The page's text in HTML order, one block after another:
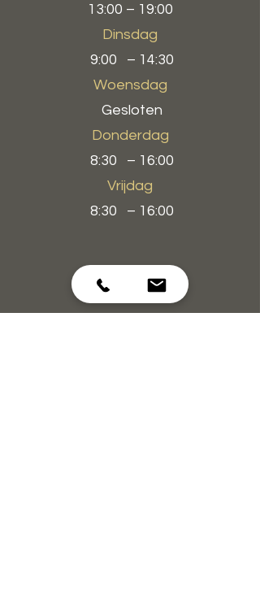
13:00 – 19:00
Dinsdag
9:00 – 14:30
Woensdag
Gesloten
Donderdag
8:30 – 16:00
Vrijdag
8:30 – 16:00